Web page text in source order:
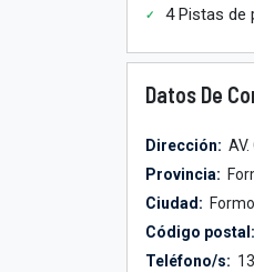
4 Pistas de
Datos De
Dirección:
Provincia:
Ciudad:
Código postal:
Teléfono/s: